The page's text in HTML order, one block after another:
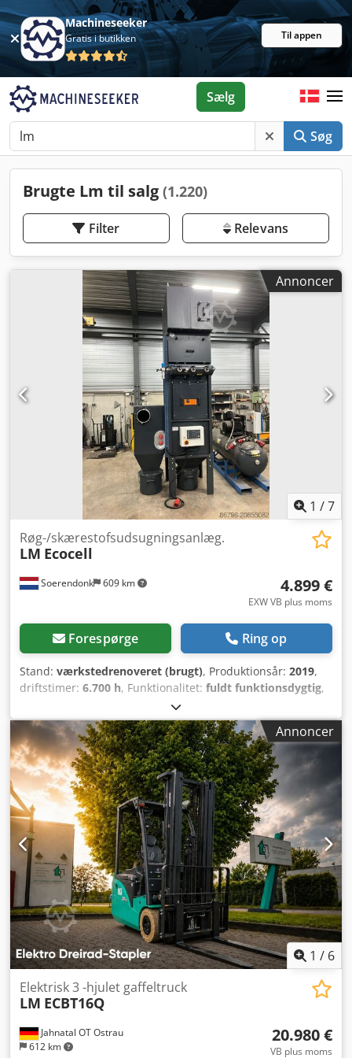
Machineseeker
Gratis i butikken Til appen
Søg
Sælg
Brugte Lm til salg (1.220)
Filter Relevans
Annoncer
1 /7
Soerendonk 609 km
Røg-/skærestofsudsugningsanlæg.
LM Ecocell
4.899 €
EXW VB plus moms
Forespørge Ring op
Stand: værkstedrenoveret (brugt), Produktionsår: 2019,
driftstimer: 6.700 h, Funktionalitet: fuldt funktionsdygtig,
3.9 - 1200C
indgangsstrøm:trefaset, indgangsspænding:400 V,
filterareal:40 m², sugekapacitet:1.500 m³/t, undertryk:
3.000 Pa, trykklufttilslutning:5 stang, effekt:3 kW (4,08
hk), udsugningstilslutningsdiameter:200 mm, LM Ecocell
1500 Årgang 2019. 3 kW / 6 A / 50 Hz Type: 3.9 - 1200C -
Udstyret med DOL-relæstart monteret i original LM-
styreenhed, med tænd/sluk- og automatisk
opstartsmulighed. Dsdsx Rrlmspfx Ab Iock - Pris inkluderer
9x4,5 m² NYE filterpatroner, som monteres i enheden ved
salg. - Pris inkluderer 1x NY HEPA-filterpatron, som
monteres i enheden ved salg. - Udstyret med
trykluftrensningssystem, Delta P-styret. - Ex works
Soerendonk (NL), frit læsset på lastbil. Testet og
funktionsdygtig – kan ses i vores værksted. - Sælges som
den er, uden garanti. - Testet og fungerer korrekt på
stedet. - Test og inspektion er mulig.
Annoncer
1 / 6
Jahnatal OT Ostrau
612 km
Elektrisk 3 -hjulet gaffeltruck
LM ECBT16Q
20.980 €
VB plus moms